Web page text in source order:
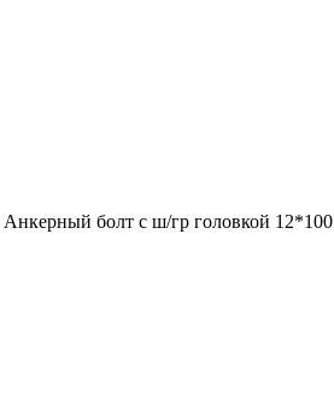
Анкерный болт с ш/гр головкой 12*100